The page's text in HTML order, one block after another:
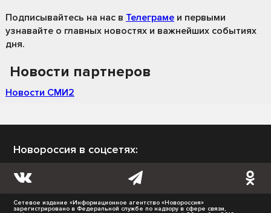
Подписывайтесь на нас в Телеграме и первыми
узнавайте о главных новостях и важнейших событиях
дня.
Новости партнеров
Новости СМИ2
Новороссия в соцсетях:
Сетевое издание «Информационное агентство «Новороссия»
зарегистрировано в Федеральной службе по надзору в сфере связи,